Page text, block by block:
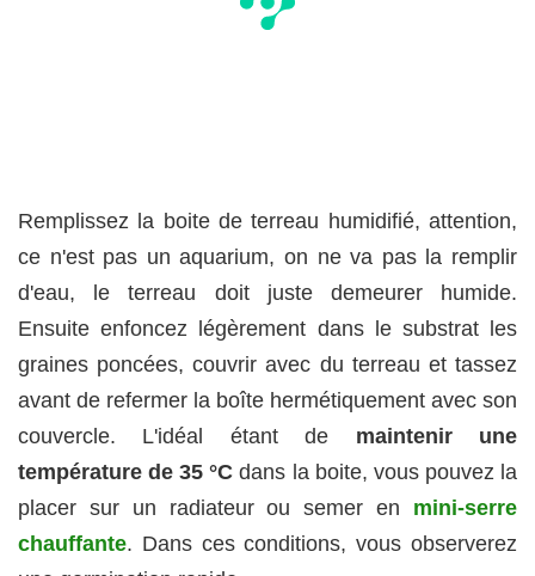
Remplissez la boite de terreau humidifié, attention,
ce n'est pas un aquarium, on ne va pas la remplir
d'eau, le terreau doit juste demeurer humide.
Ensuite enfoncez légèrement dans le substrat les
graines poncées, couvrir avec du terreau et tassez
avant de refermer la boîte hermétiquement avec son
couvercle. L'idéal étant de maintenir une
température de 35 °C dans la boite, vous pouvez la
placer sur un radiateur ou semer en mini-serre
chauffante. Dans ces conditions, vous observerez